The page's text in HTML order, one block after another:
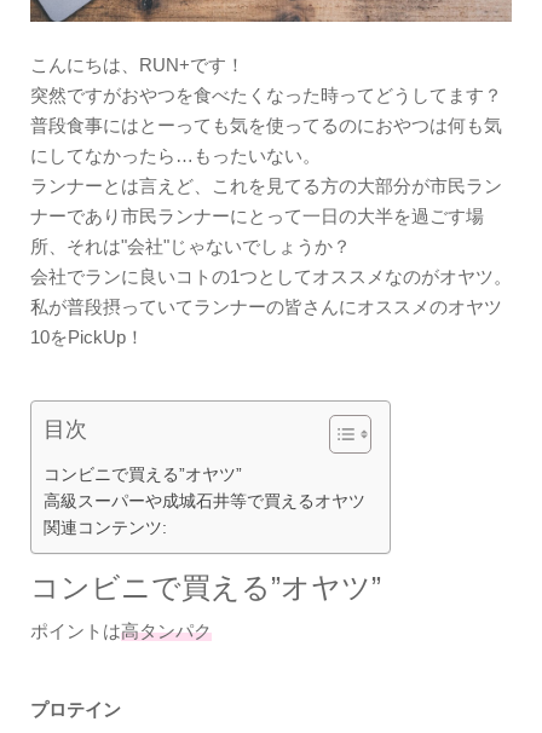
こんにちは、RUN+です！
突然ですがおやつを食べたくなった時ってどうしてます？
普段食事にはとーっても気を使ってるのにおやつは何も気
にしてなかったら…もったいない。
ランナーとは言えど、これを見てる方の大部分が市民ラン
ナーであり市民ランナーにとって一日の大半を過ごす場
所、それは"会社"じゃないでしょうか？
会社でランに良いコトの1つとしてオススメなのがオヤツ。
私が普段摂っていてランナーの皆さんにオススメのオヤツ
10をPickUp！
目次
コンビニで買える”オヤツ”
高級スーパーや成城石井等で買えるオヤツ
関連コンテンツ:
コンビニで買える”オヤツ”
ポイントは高タンパク
プロテイン